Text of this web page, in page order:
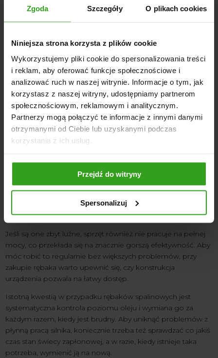
Zgoda Szczegóły O plikach cookies
Niniejsza strona korzysta z plików cookie
Wykorzystujemy pliki cookie do spersonalizowania treści
i reklam, aby oferować funkcje społecznościowe i
analizować ruch w naszej witrynie. Informacje o tym, jak
korzystasz z naszej witryny, udostępniamy partnerom
społecznościowym, reklamowym i analitycznym.
Partnerzy mogą połączyć te informacje z innymi danymi
otrzymanymi od Ciebie lub uzyskanymi podczas
korzystania z ich usług.
Przejdź do witryny
Spersonalizuj
sprzętu to nie wszystko. Niezwykle ważna jest także jego
sporo zależy od tego jaki ma on napęd. Niemniej jednak bez
względu na to czy jest to rębak do gałęzi spalinowy czy może
elektryczny, istotne będą takie kwestie jak regularne:
czyszczenie,
ostrzenie i wymiana noży.
Zaniedbanie sprzętu pod tym kątem może prowadzić do
się w drewno, co znacznie będzie osłabiać jego skuteczność
W kontekście konserwacji ważna jest także:
Jeśli są one zbyt luźne, sprzęt również nie pracuje na pełnej
mocy, co przekłada się na znacznie gorszą efektywność. Aby
móc robić to regularnie bez większych problemów, przy
zakupie rębaka warto upewnić się, czy konstrukcja
urządzenia pozwala na łatwy dostęp.
Istotną kwestią w przypadku rębaków spalinowych jest
systematyczna kontrola poziomu oleju i wymiana go za
każdym razem, kiedy jest brudny. Aby uniknąć problemów z
płynną pracą silnika, koniecznie trzeba też sprawdzać co jakiś
czas stan świecy zapłonowej, a w razie, kiedy istnieje taka
potrzeba, wymienić ją na nową.